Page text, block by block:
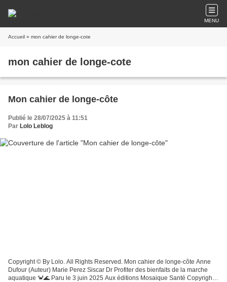
MENU
Accueil » mon cahier de longe-cote
mon cahier de longe-cote
Mon cahier de longe-côte
Publié le 28/07/2025 à 11:51
Par Lolo Leblog
Copyright © By Lolo. All Rights Reserved. Mon cahier de longe-côte Anne
Dufour (Auteur) Marie Perez Siscar Dr Profiter des bienfaits de la marche
aquatique 🦀🌊 Paru le 3 juin 2025 Aux éditions Mosaique Santé Copyright